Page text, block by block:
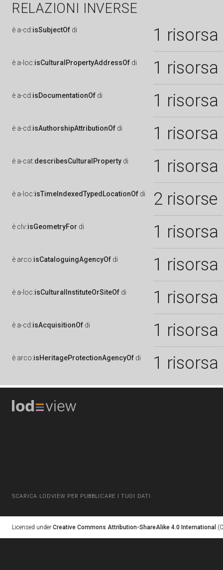
RELAZIONI INVERSE
è a-cd:isSubjectOf di 1 risorsa
è a-loc:isCulturalPropertyAddressOf di 1 risorsa
è a-cd:isDocumentationOf di 1 risorsa
è a-cd:isAuthorshipAttributionOf di 1 risorsa
è a-cat:describesCulturalProperty di 1 risorsa
è a-loc:isTimeIndexedTypedLocationOf di 2 risorse
è clv:isGeometryFor di 1 risorsa
è arco:isCataloguingAgencyOf di 1 risorsa
è a-loc:isCulturalInstituteOrSiteOf di 1 risorsa
è a-cd:isAcquisitionOf di 1 risorsa
è arco:isHeritageProtectionAgencyOf di 1 risorsa
SCARICA LODVIEW PER PUBBLICARE I TUOI DATI
Licensed under Creative Commons Attribution-ShareAlike 4.0 International